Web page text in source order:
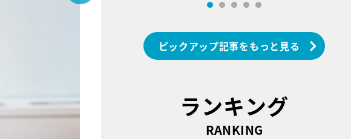
ピックアップ記事をもっと見る
ランキング
RANKING